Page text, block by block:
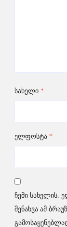
სახელი *
ელფოსტა *
ჩემი სახელის.
შენახვა ამ